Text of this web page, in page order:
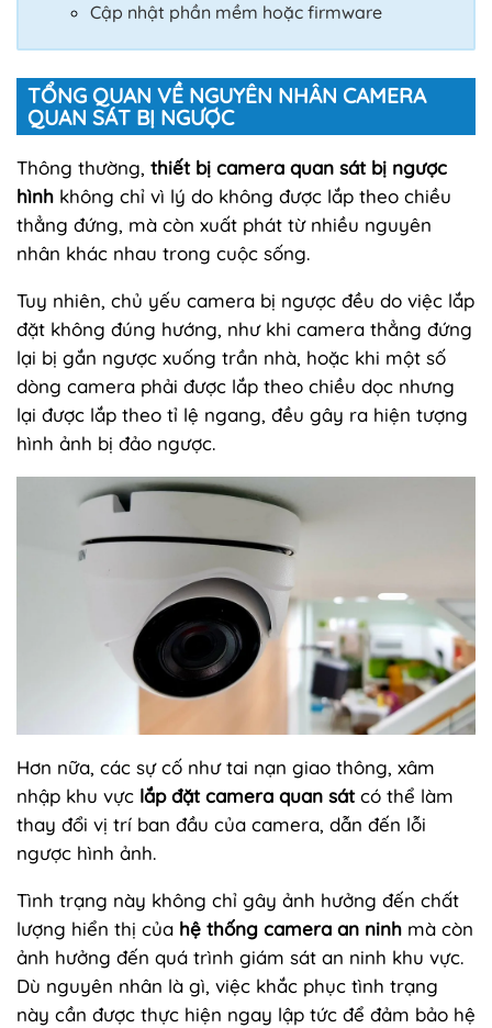
Cập nhật phần mềm hoặc firmware
TỔNG QUAN VỀ NGUYÊN NHÂN CAMERA
QUAN SÁT BỊ NGƯỢC
Thông thường, thiết bị camera quan sát bị ngược
hình không chỉ vì lý do không được lắp theo chiều
thẳng đứng, mà còn xuất phát từ nhiều nguyên
nhân khác nhau trong cuộc sống.
Tuy nhiên, chủ yếu camera bị ngược đều do việc lắp
đặt không đúng hướng, như khi camera thẳng đứng
lại bị gắn ngược xuống trần nhà, hoặc khi một số
dòng camera phải được lắp theo chiều dọc nhưng
lại được lắp theo tỉ lệ ngang, đều gây ra hiện tượng
hình ảnh bị đảo ngược.
Hơn nữa, các sự cố như tai nạn giao thông, xâm
nhập khu vực lắp đặt camera quan sátcó thể làm
thay đổi vị trí ban đầu của camera, dẫn đến lỗi
ngược hình ảnh.
Tình trạng này không chỉ gây ảnh hưởng đến chất
lượng hiển thị của hệ thống camera an ninh mà còn
ảnh hưởng đến quá trình giám sát an ninh khu vực.
Dù nguyên nhân là gì, việc khắc phục tình trạng
này cần được thực hiện ngay lập tức để đảm bảo hệ